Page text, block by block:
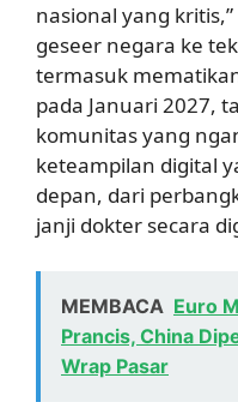
nasional yang
geseer negara ke
termasuk
pada Januari 2027,
komunitas yang
keteampilan digital
depan, dari
janji dokter secara
MEMBACA Euro
Prancis, China
Wrap Pasar